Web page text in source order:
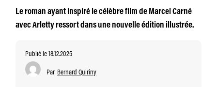
Le roman ayant inspiré le célèbre film de Marcel Carné
avec Arletty ressort dans une nouvelle édition illustrée.
Publié le 18.12.2025
Par Bernard Quiriny